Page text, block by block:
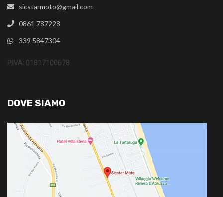
sicstarmoto@gmail.com
0861 787228
339 5847304
P.IVA: 01817100678
DOVE SIAMO